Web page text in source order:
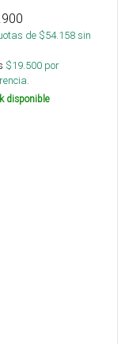
de $54.158sin
$19.500 por
disponible